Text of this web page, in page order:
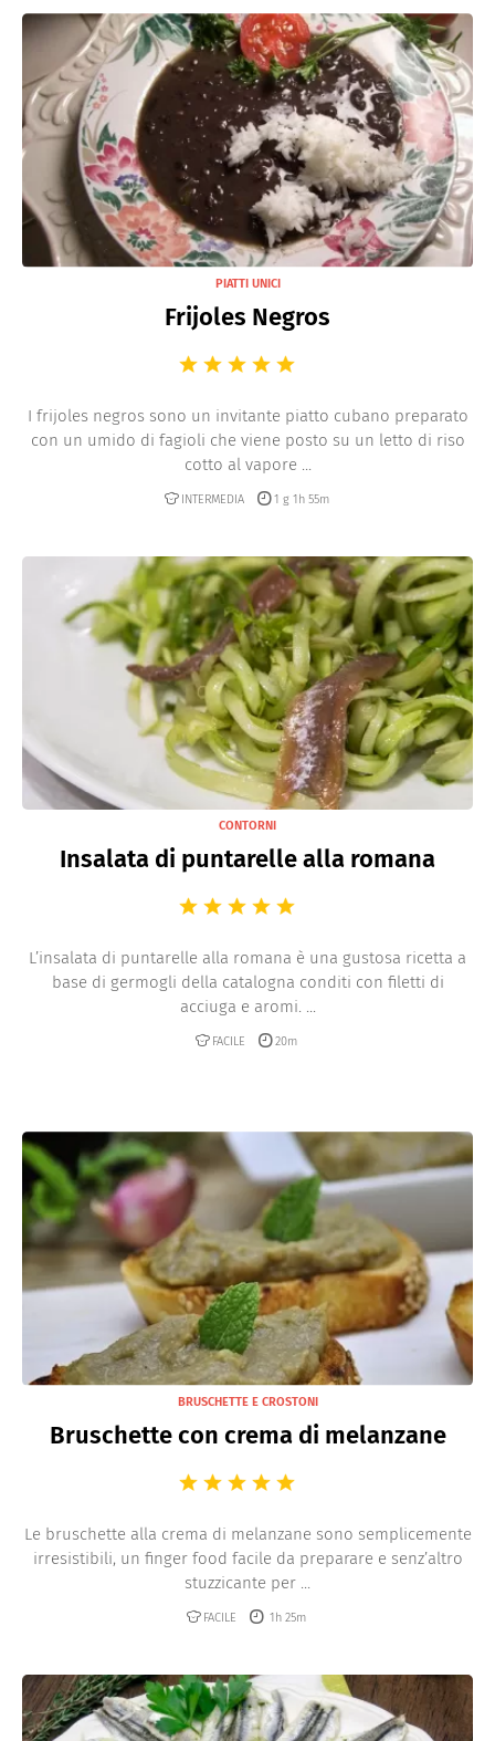
PIATTI UNICI
Frijoles Negros
I frijoles negros sono un invitante piatto cubano preparato
con un umido di fagioli che viene posto su un letto di riso
cotto al vapore ...
INTERMEDIA 1 g 1h 55m
CONTORNI
Insalata di puntarelle alla romana
L’insalata di puntarelle alla romana è una gustosa ricetta a
base di germogli della catalogna conditi con filetti di
acciuga e aromi. ...
FACILE 20m
BRUSCHETTE E CROSTONI
Bruschette con crema di melanzane
Le bruschette alla crema di melanzane sono semplicemente
irresistibili, un finger food facile da preparare e senz’altro
stuzzicante per ...
FACILE 1h 25m